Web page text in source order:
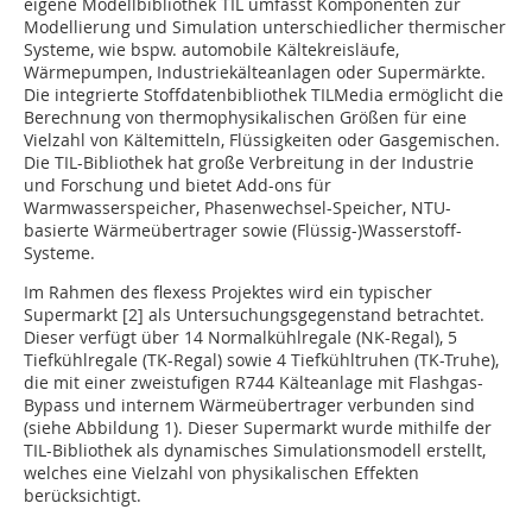
eigene Modellbibliothek TIL umfasst Komponenten zur
Modellierung und Simulation unterschiedlicher thermischer
Systeme, wie bspw. automobile Kältekreisläufe,
Wärmepumpen, Industriekälteanlagen oder Supermärkte.
Die integrierte Stoffdatenbibliothek TILMedia ermöglicht die
Berechnung von thermophysikalischen Größen für eine
Vielzahl von Kältemitteln, Flüssigkeiten oder Gasgemischen.
Die TIL-Bibliothek hat große Verbreitung in der Industrie
und Forschung und bietet Add-ons für
Warmwasserspeicher, Phasenwechsel-Speicher, NTU-
basierte Wärmeübertrager sowie (Flüssig-)Wasserstoff-
Systeme.
Im Rahmen des flexess Projektes wird ein typischer
Supermarkt [2] als Untersuchungsgegenstand betrachtet.
Dieser verfügt über 14 Normalkühlregale (NK-Regal), 5
Tiefkühlregale (TK-Regal) sowie 4 Tiefkühltruhen (TK-Truhe),
die mit einer zweistufigen R744 Kälteanlage mit Flashgas-
Bypass und internem Wärmeübertrager verbunden sind
(siehe Abbildung 1). Dieser Supermarkt wurde mithilfe der
TIL-Bibliothek als dynamisches Simulationsmodell erstellt,
welches eine Vielzahl von physikalischen Effekten
berücksichtigt.